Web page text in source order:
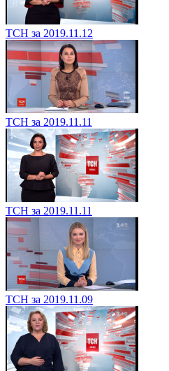
ТСН за 2019.11.12
ТСН за 2019.11.11
ТСН за 2019.11.11
ТСН за 2019.11.09